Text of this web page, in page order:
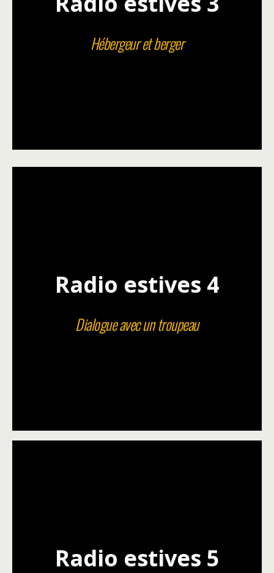
Hébergeur et berger
Radio estives 4
Dialogue avec un troupeau
Radio estives 5